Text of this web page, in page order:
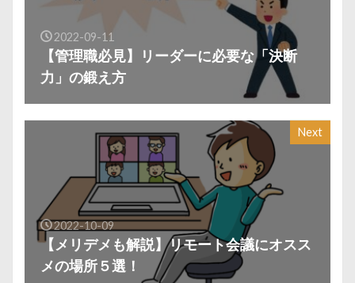
2022-09-11
【管理職必見】リーダーに必要な「決断
力」の鍛え方
Next
2022-10-09
【メリデメも解説】リモート会議にオスス
メの場所５選！